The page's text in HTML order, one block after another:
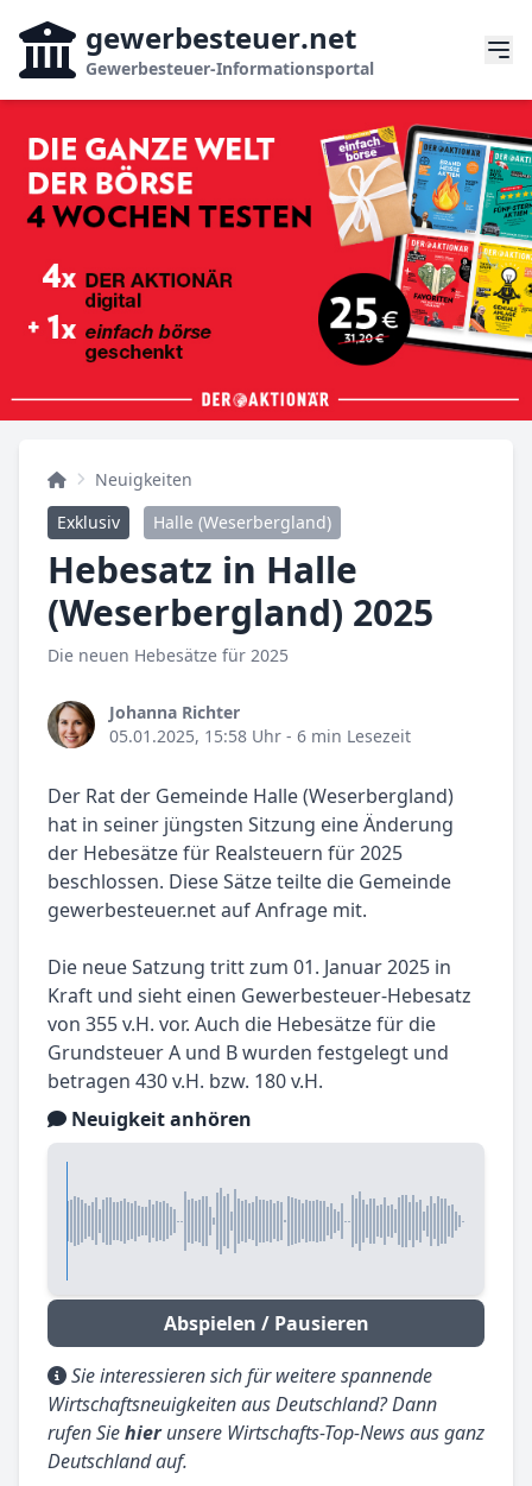
gewerbesteuer.net
Gewerbesteuer-Informationsportal
Neuigkeiten
Exklusiv
Halle (Weserbergland)
Hebesatz in Halle
(Weserbergland) 2025
Die neuen Hebesätze für 2025
Johanna Richter
05.01.2025, 15:58 Uhr - 6 min Lesezeit
Der Rat der Gemeinde Halle (Weserbergland)
hat in seiner jüngsten Sitzung eine Änderung
der Hebesätze für Realsteuern für 2025
beschlossen. Diese Sätze teilte die Gemeinde
gewerbesteuer.net auf Anfrage mit.
Die neue Satzung tritt zum 01. Januar 2025 in
Kraft und sieht einen Gewerbesteuer-Hebesatz
von 355 v.H. vor. Auch die Hebesätze für die
Grundsteuer A und B wurden festgelegt und
betragen 430 v.H. bzw. 180 v.H.
Neuigkeit anhören
Abspielen / Pausieren
Sie interessieren sich für weitere spannende
Wirtschaftsneuigkeiten aus Deutschland? Dann
rufen Siehierunsere Wirtschafts-Top-News aus ganz
Deutschland auf.